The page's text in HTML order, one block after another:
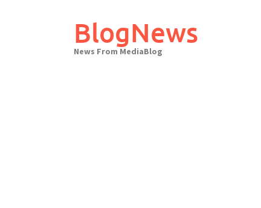
BlogNews
News From MediaBlog